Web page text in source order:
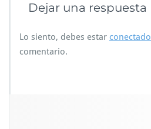
Dejar una respuesta
Lo siento, debes estar conectado
comentario.